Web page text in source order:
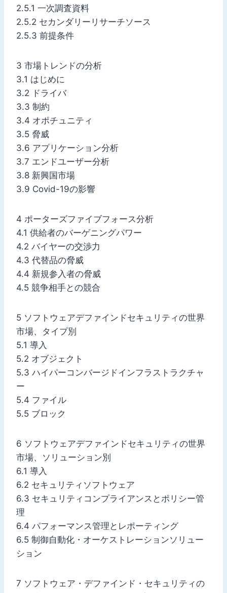
2.5.1 一次調査資料
2.5.2 セカンダリーリサーチソース
2.5.3 前提条件
3 市場トレンドの分析
3.1 はじめに
3.2 ドライバ
3.3 制約
3.4 オポチュニティ
3.5 脅威
3.6 アプリケーション分析
3.7 エンドユーザー分析
3.8 新興国市場
3.9 Covid-19の影響
4 ポーターズファイブフォース分析
4.1 供給者のバーゲニングパワー
4.2 バイヤーの交渉力
4.3 代替品の脅威
4.4 新規参入者の脅威
4.5 競争相手との競合
5 ソフトウェアデファインドセキュリティの世界
市場、タイプ別
5.1 導入
5.2 オブジェクト
5.3 ハイパーコンバージドインフラストラクチャ
ー
5.4 ファイル
5.5 ブロック
6 ソフトウェアデファインドセキュリティの世界
市場、ソリューション別
6.1 導入
6.2 セキュリティソフトウェア
6.3 セキュリティコンプライアンスとポリシー管
理
6.4 パフォーマンス管理とレポーティング
6.5 制御自動化・オーケストレーションソリュー
ション
7 ソフトウェア・デファインド・セキュリティの